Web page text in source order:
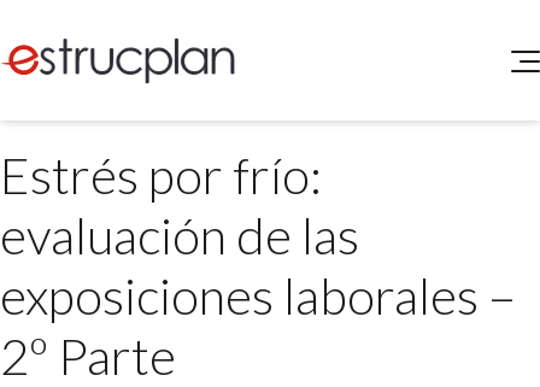
SERVICIOS
Higiene y Seguridad
Medio Ambiente
Legislación
INGRESAR
Portal de Clientes
Matriz Premium
Estrés por frío:
evaluación de las
exposiciones laborales –
2º Parte